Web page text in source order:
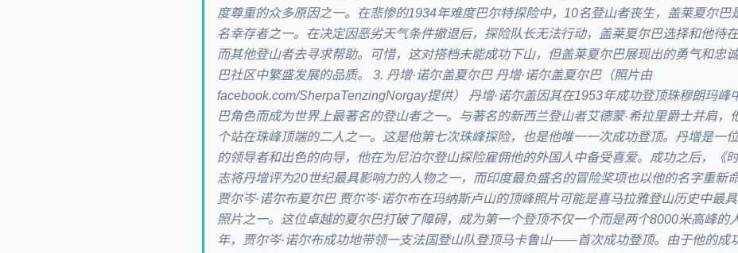
度尊重的众多原因之一。在悲惨的1934年难度巴尔特探险中，10名登山者丧生，盖莱夏尔巴
名幸存者之一。在决定因恶劣天气条件撤退后，探险队长无法行动，盖莱夏尔巴选择和他待在
而其他登山者去寻求帮助。可惜，这对搭档未能成功下山，但盖莱夏尔巴展现出的勇气和忠
巴社区中繁盛发展的品质。 3. 丹增·诺尔盖夏尔巴 丹增·诺尔盖夏尔巴（照片由
facebook.com/SherpaTenzingNorgay提供） 丹增·诺尔盖因其在1953年成功登顶珠穆朗玛峰
巴角色而成为世界上最著名的登山者之一。与著名的新西兰登山者艾德蒙·希拉里爵士并肩，
个站在珠峰顶端的二人之一。这是他第七次珠峰探险，也是他唯一一次成功登顶。丹增是一
的领导者和出色的向导，他在为尼泊尔登山探险雇佣他的外国人中备受喜爱。成功之后，《
志将丹增评为20世纪最具影响力的人物之一，而印度最负盛名的冒险奖项也以他的名字重新
贾尔岑·诺尔布夏尔巴 贾尔岑·诺尔布在玛纳斯卢山的顶峰照片可能是喜马拉雅登山历史中最
照片之一。这位卓越的夏尔巴打破了障碍，成为第一个登顶不仅一个而是两个8000米高峰的
年，贾尔岑·诺尔布成功地带领一支法国登山队登顶马卡鲁山——首次成功登顶。由于他的成